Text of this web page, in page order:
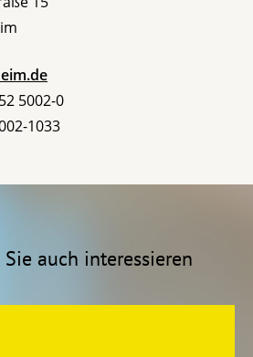
5002-0
1033
auch interessieren